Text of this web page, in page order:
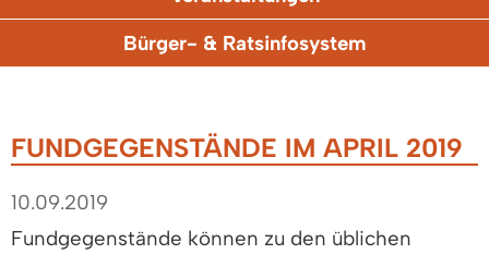
Bürger- & Ratsinfosystem
FUNDGEGENSTÄNDE IM APRIL 2019
10.09.2019
Fundgegenstände können zu den üblichen